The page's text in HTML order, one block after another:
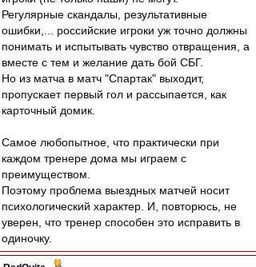
Регулярные скандалы, результативные
ошибки,... российские игроки уж точно должны
понимать и испытывать чувство отвращения, а
вместе с тем и желание дать бой СБГ.
Но из матча в матч "Спартак" выходит,
пропускает первый гол и рассыпается, как
карточный домик.
Самое любопытное, что практически при
каждом тренере дома мы играем с
преимуществом.
Поэтому проблема выездных матчей носит
психологический характер. И, повторюсь, не
уверен, что тренер способен это исправить в
одиночку.